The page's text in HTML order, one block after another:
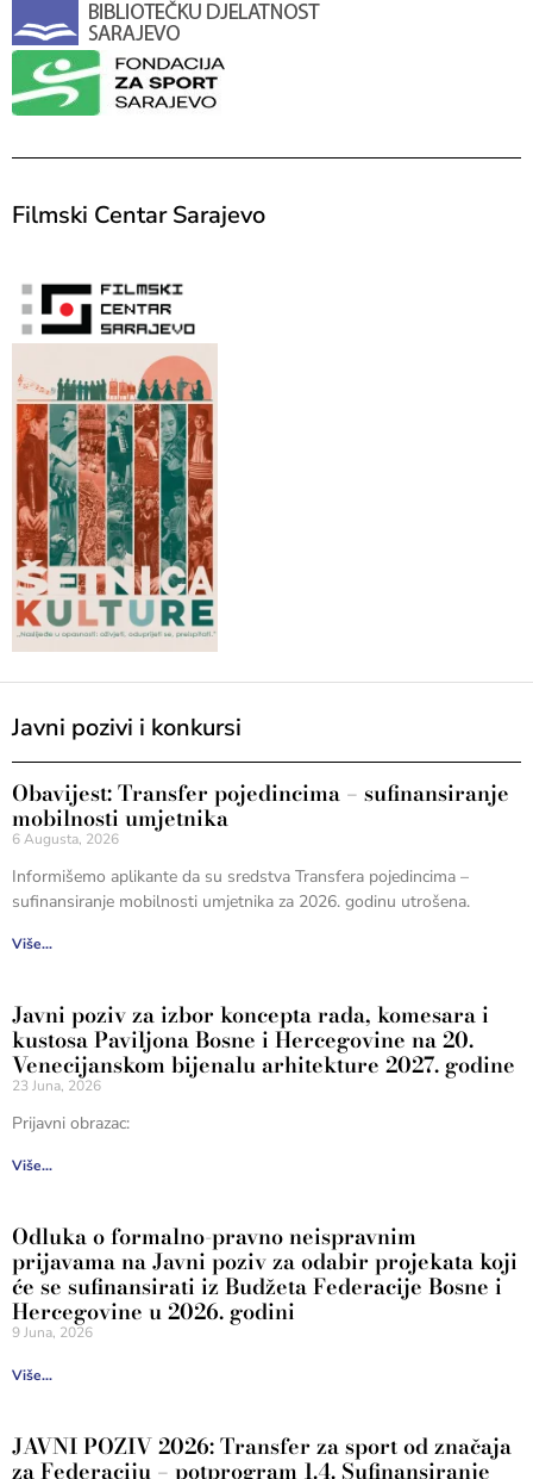
Filmski Centar Sarajevo
Javni pozivi i konkursi
Obavijest: Transfer pojedincima – sufinansiranje
mobilnosti umjetnika
6 Augusta, 2026
Informišemo aplikante da su sredstva Transfera pojedincima –
sufinansiranje mobilnosti umjetnika za 2026. godinu utrošena.
Više...
Javni poziv za izbor koncepta rada, komesara i
kustosa Paviljona Bosne i Hercegovine na 20.
Venecijanskom bijenalu arhitekture 2027. godine
23 Juna, 2026
Prijavni obrazac:
Više...
Odluka o formalno-pravno neispravnim
prijavama na Javni poziv za odabir projekata koji
će se sufinansirati iz Budžeta Federacije Bosne i
Hercegovine u 2026. godini
9 Juna, 2026
Više...
JAVNI POZIV 2026: Transfer za sport od značaja
za Federaciju – potprogram 1.4. Sufinansiranje